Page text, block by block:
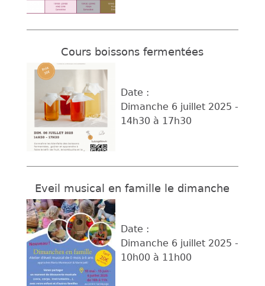
Cours boissons fermentées
Date :
Dimanche 6 juillet 2025 -
14h30 à 17h30
Eveil musical en famille le dimanche
Date :
Dimanche 6 juillet 2025 -
10h00 à 11h00